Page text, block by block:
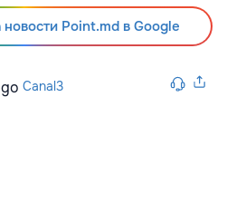
Point.md в Google
Canal3